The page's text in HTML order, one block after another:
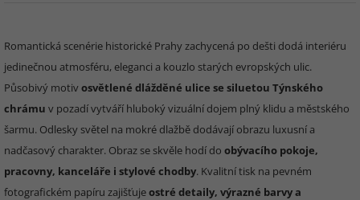
Romantická scenérie historické Prahy zachycená po dešti dodá interiéru
jedinečnou atmosféru, eleganci a kouzlo starých evropských ulic.
Působivý motivosvětlené dlážděné ulice se siluetou Týnského
chrámu v pozadí vytváří hluboký vizuální dojem plný klidu a městského
šarmu. Odlesky světel na mokré dlažbě dodávají obrazu luxusní a
nadčasový charakter. Obraz se skvěle hodí do obývacího pokoje,
pracovny, kanceláře i stylové chodby. Kvalitní tisk na pevném
fotografickém papíru zajišťujeostré detaily, výrazné barvy a